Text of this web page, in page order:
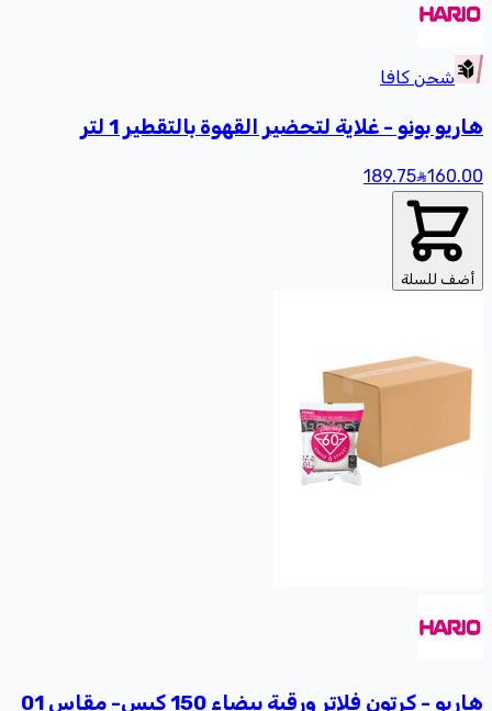
شحن كافا
بونو - غلاية لتحضير القهوة بالتقطير 1 لتر
189.75
للسلة
- كرتون فلاتر ورقية بيضاء 150 كيس- مقاس 01